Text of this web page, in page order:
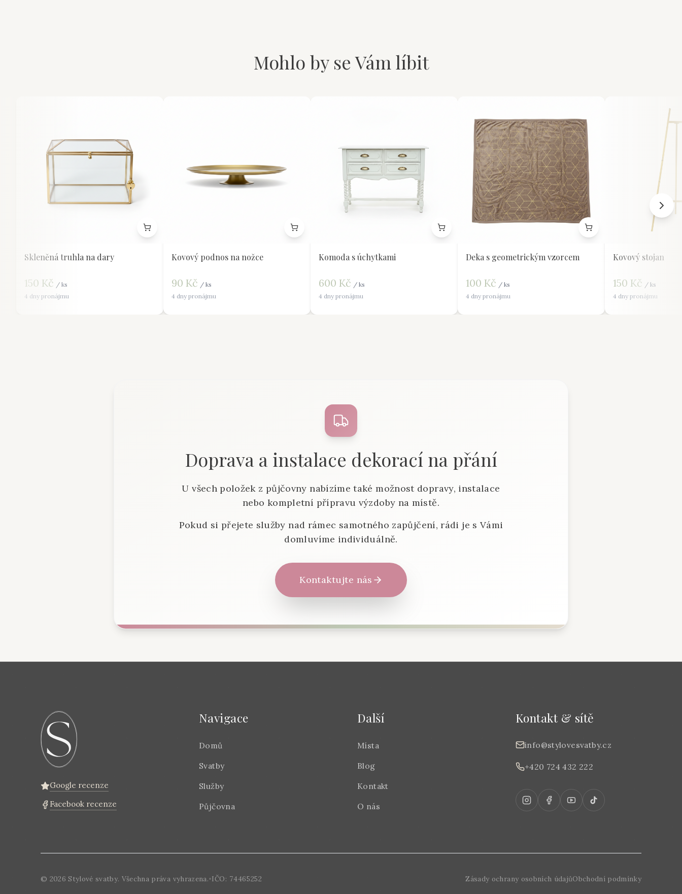
Mohlo by se Vám líbit
Skleněná truhla na dary
150 Kč / ks
4 dny pronájmu
Kovový podnos na nožce
90 Kč / ks
4 dny pronájmu
Komoda s úchytkami
600 Kč / ks
4 dny pronájmu
Deka s geometrickým vzorcem
100 Kč / ks
4 dny pronájmu
Kovový stojan
150 Kč / ks
4 dny pronájmu
Doprava a instalace dekorací na přání
U všech položek z půjčovny nabízíme také možnost dopravy, instalace
nebo kompletní přípravu výzdoby na místě.
Pokud si přejete služby nad rámec samotného zapůjčení, rádi je s Vámi
domluvíme individuálně.
Kontaktujte nás
Google recenze
Facebook recenze
Navigace
Domů
Svatby
Služby
Půjčovna
Další
Místa
Blog
Kontakt
O nás
Kontakt & sítě
info@stylovesvatby.cz
+420 724 432 222
© 2026 Stylové svatby. Všechna práva vyhrazena.•IČO: 74465252 Zásady ochrany osobních údajůObchodní podmínky